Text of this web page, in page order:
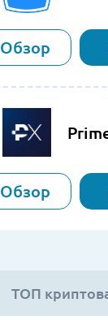
Обзор
Обзор
ТОП